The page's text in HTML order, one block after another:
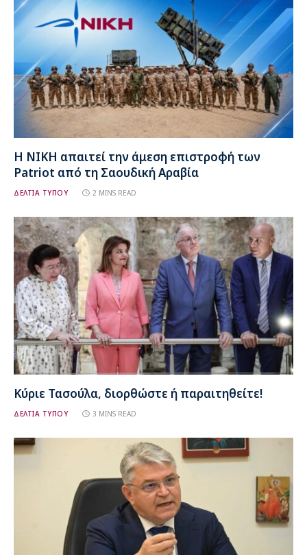
Η ΝΙΚΗ απαιτεί την άμεση επιστροφή των
Patriot από τη Σαουδική Αραβία
ΔΕΛΤΙΑ ΤΥΠΟΥ 2 MINS READ
Κύριε Τασούλα, διορθώστε ή παραιτηθείτε!
ΔΕΛΤΙΑ ΤΥΠΟΥ 3 MINS READ